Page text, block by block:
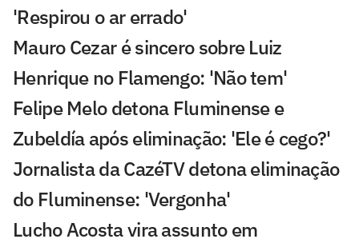
'Respirou o ar errado'
Mauro Cezar é sincero sobre Luiz
Henrique no Flamengo: 'Não tem'
Felipe Melo detona Fluminense e
Zubeldía após eliminação: 'Ele é cego?'
Jornalista da CazéTV detona eliminação
do Fluminense: 'Vergonha'
Lucho Acosta vira assunto em